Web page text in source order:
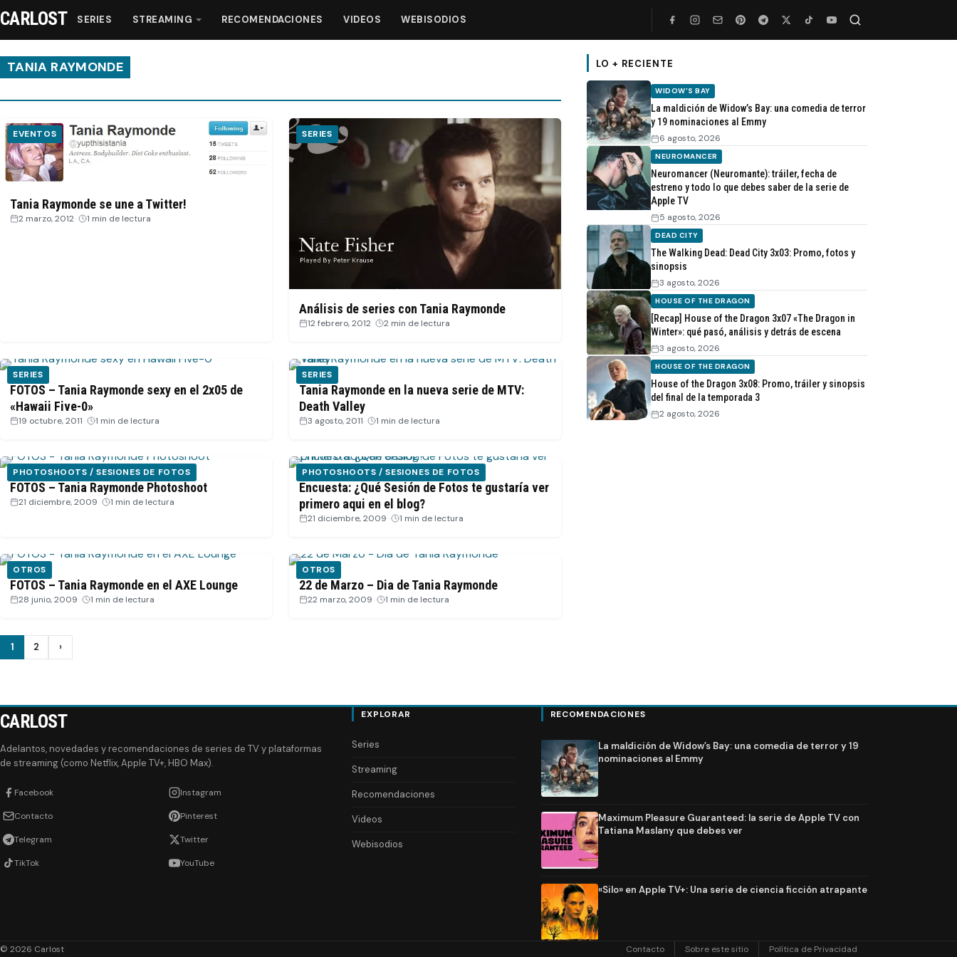
Streaming
Videos
CARLOST SERIES STREAMING RECOMENDACIONES VIDEOS WEBISODIOS
TANIA RAYMONDE
EVENTOS
Tania Raymonde se une a Twitter!
2 marzo, 2012 1 min de lectura
SERIES
Análisis de series con Tania Raymonde
12 febrero, 2012 2 min de lectura
SERIES
FOTOS – Tania Raymonde sexy en el 2x05 de
«Hawaii Five-0»
19 octubre, 2011 1 min de lectura
SERIES
Tania Raymonde en la nueva serie de MTV:
Death Valley
3 agosto, 2011 1 min de lectura
PHOTOSHOOTS / SESIONES DE FOTOS
FOTOS – Tania Raymonde Photoshoot
21 diciembre, 2009 1 min de lectura
PHOTOSHOOTS / SESIONES DE FOTOS
Encuesta: ¿Qué Sesión de Fotos te gustaría ver
primero aqui en el blog?
21 diciembre, 2009 1 min de lectura
OTROS
FOTOS – Tania Raymonde en el AXE Lounge
28 junio, 2009 1 min de lectura
OTROS
22 de Marzo – Dia de Tania Raymonde
22 marzo, 2009 1 min de lectura
Paginación
entradas
1 2 Siguiente
›
LO + RECIENTE
WIDOW'S BAY
La maldición de Widow’s Bay: una comedia de terror
y 19 nominaciones al Emmy
6 agosto, 2026
NEUROMANCER
Neuromancer (Neuromante): tráiler, fecha de
estreno y todo lo que debes saber de la serie de
Apple TV
5 agosto, 2026
DEAD CITY
The Walking Dead: Dead City 3x03: Promo, fotos y
sinopsis
3 agosto, 2026
HOUSE OF THE DRAGON
[Recap] House of the Dragon 3x07 «The Dragon in
Winter»: qué pasó, análisis y detrás de escena
3 agosto, 2026
HOUSE OF THE DRAGON
House of the Dragon 3x08: Promo, tráiler y sinopsis
del final de la temporada 3
2 agosto, 2026
CARLOST
Adelantos, novedades y recomendaciones de series de TV y plataformas
de streaming (como Netflix, Apple TV+, HBO Max).
Facebook Instagram
Contacto Pinterest
Telegram Twitter
TikTok YouTube
EXPLORAR
Series
Streaming
Recomendaciones
Videos
Webisodios
RECOMENDACIONES
La maldición de Widow’s Bay: una comedia de terror y 19
nominaciones al Emmy
Maximum Pleasure Guaranteed: la serie de Apple TV con
Tatiana Maslany que debes ver
«Silo» en Apple TV+: Una serie de ciencia ficción atrapante
© 2026 Carlost Contacto Sobre este sitio Política de Privacidad